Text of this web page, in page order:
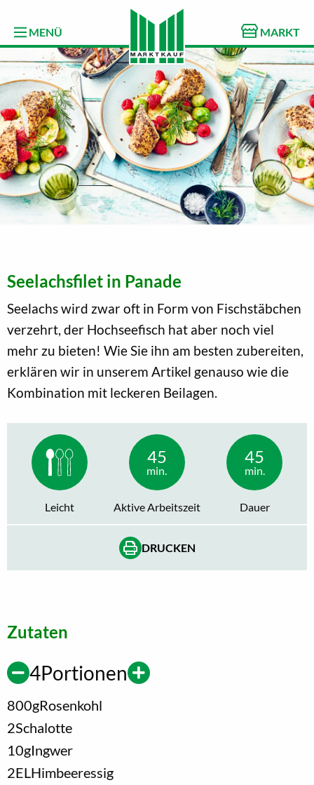
MENÜ MARKT
Seelachsfilet in Panade
Seelachs wird zwar oft in Form von Fischstäbchen
verzehrt, der Hochseefisch hat aber noch viel
mehr zu bieten! Wie Sie ihn am besten zubereiten,
erklären wir in unserem Artikel genauso wie die
Kombination mit leckeren Beilagen.
Leicht
45
min.
Aktive Arbeitszeit
45
min.
Dauer
DRUCKEN
Zutaten
4Portionen
800gRosenkohl
2Schalotte
10gIngwer
2EL Himbeeressig